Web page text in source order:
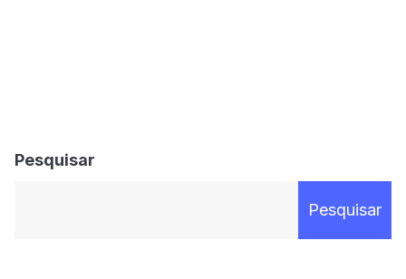
Pesquisar
Pesquisar